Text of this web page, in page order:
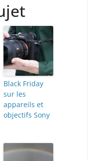
Black Friday
sur les
appareils et
objectifs Sony